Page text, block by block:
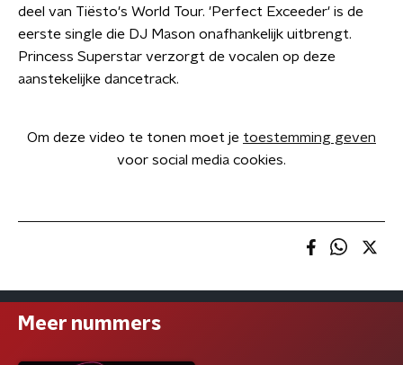
deel van Tiësto's World Tour. 'Perfect Exceeder' is de
eerste single die DJ Mason onafhankelijk uitbrengt.
Princess Superstar verzorgt de vocalen op deze
aanstekelijke dancetrack.
Om deze video te tonen moet je toestemming geven
voor social media cookies.
Meer nummers